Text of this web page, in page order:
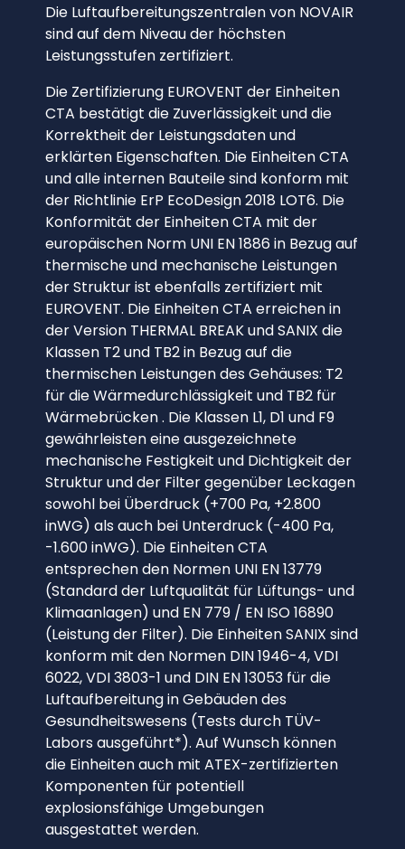
Die Luftaufbereitungszentralen von NOVAIR
sind auf dem Niveau der höchsten
Leistungsstufen zertifiziert.
Die Zertifizierung EUROVENT der Einheiten
CTA bestätigt die Zuverlässigkeit und die
Korrektheit der Leistungsdaten und
erklärten Eigenschaften. Die Einheiten CTA
und alle internen Bauteile sind konform mit
der Richtlinie ErP EcoDesign 2018 LOT6. Die
Konformität der Einheiten CTA mit der
europäischen Norm UNI EN 1886 in Bezug auf
thermische und mechanische Leistungen
der Struktur ist ebenfalls zertifiziert mit
EUROVENT. Die Einheiten CTA erreichen in
der Version THERMAL BREAK und SANIX die
Klassen T2 und TB2 in Bezug auf die
thermischen Leistungen des Gehäuses: T2
für die Wärmedurchlässigkeit und TB2 für
Wärmebrücken . Die Klassen L1, D1 und F9
gewährleisten eine ausgezeichnete
mechanische Festigkeit und Dichtigkeit der
Struktur und der Filter gegenüber Leckagen
sowohl bei Überdruck (+700 Pa, +2.800
inWG) als auch bei Unterdruck (-400 Pa,
-1.600 inWG). Die Einheiten CTA
entsprechen den Normen UNI EN 13779
(Standard der Luftqualität für Lüftungs- und
Klimaanlagen) und EN 779 / EN ISO 16890
(Leistung der Filter). Die Einheiten SANIX sind
konform mit den Normen DIN 1946-4, VDI
6022, VDI 3803-1 und DIN EN 13053 für die
Luftaufbereitung in Gebäuden des
Gesundheitswesens (Tests durch TÜV-
Labors ausgeführt*). Auf Wunsch können
die Einheiten auch mit ATEX-zertifizierten
Komponenten für potentiell
explosionsfähige Umgebungen
ausgestattet werden.